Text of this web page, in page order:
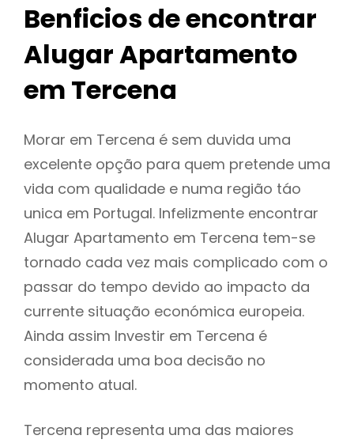
Benficios de encontrar
Alugar Apartamento
em Tercena
Morar em Tercena é sem duvida uma
excelente opção para quem pretende uma
vida com qualidade e numa região táo
unica em Portugal. Infelizmente encontrar
Alugar Apartamento em Tercena tem-se
tornado cada vez mais complicado com o
passar do tempo devido ao impacto da
currente situação económica europeia.
Ainda assim Investir em Tercena é
considerada uma boa decisão no
momento atual.
Tercena representa uma das maiores